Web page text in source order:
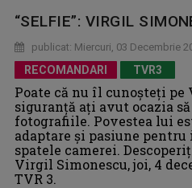
“SELFIE”: VIRGIL
publicat: Miercuri, 03 Decembrie
RECOMANDARI TVR3
Poate că nu îl cunoșteți pe
siguranță ați avut ocazia
fotografiile. Povestea lui
adaptare și pasiune
spatele camerei.
Virgil Simonescu, joi, 4
TVR 3.